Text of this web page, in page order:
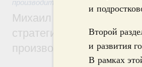
и
Второй
и развития
В рамках
производительности труда и
Михаил Мишустин дал
стратегической
производительности